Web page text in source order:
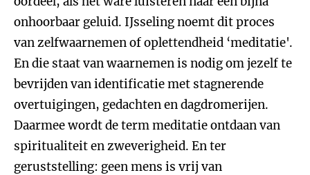
onhoorbaar geluid. IJsseling noemt dit proces
van zelfwaarnemen of oplettendheid ‘meditatie'.
En die staat van waarnemen is nodig om jezelf te
bevrijden van identificatie met stagnerende
overtuigingen, gedachten en dagdromerijen.
Daarmee wordt de term meditatie ontdaan van
spiritualiteit en zweverigheid. En ter
geruststelling: geen mens is vrij van